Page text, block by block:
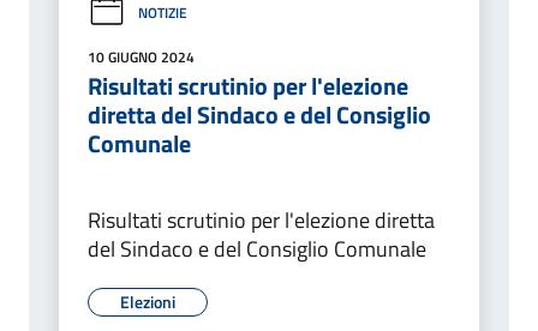
NOTIZIE
10 GIUGNO 2024
Risultati scrutinio per l'elezione
diretta del Sindaco e del Consiglio
Comunale
Risultati scrutinio per l'elezione diretta
del Sindaco e del Consiglio Comunale
Elezioni